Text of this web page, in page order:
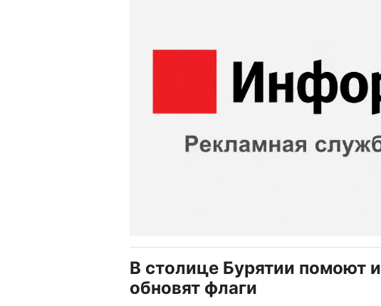
В столице Бурятии помоют и
обновят флаги